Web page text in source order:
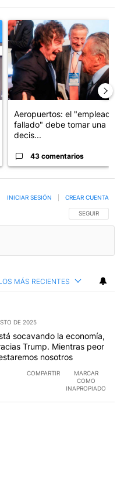
título "El Banco Central no
Un artículo de tendencia con
Aeropuertos: el "empleado
fallado" debe tomar una
decis...
43 comentarios
SIGA ESTA
SEGUIR
INICIAR SESIÓN CREAR CUENTA
MÁS RECIENTES
DE 2025
socavando la economía,
Trump. Mientras peor
nosotros
COMPARTIR
MARCAR
COMO
INAPROPIADO